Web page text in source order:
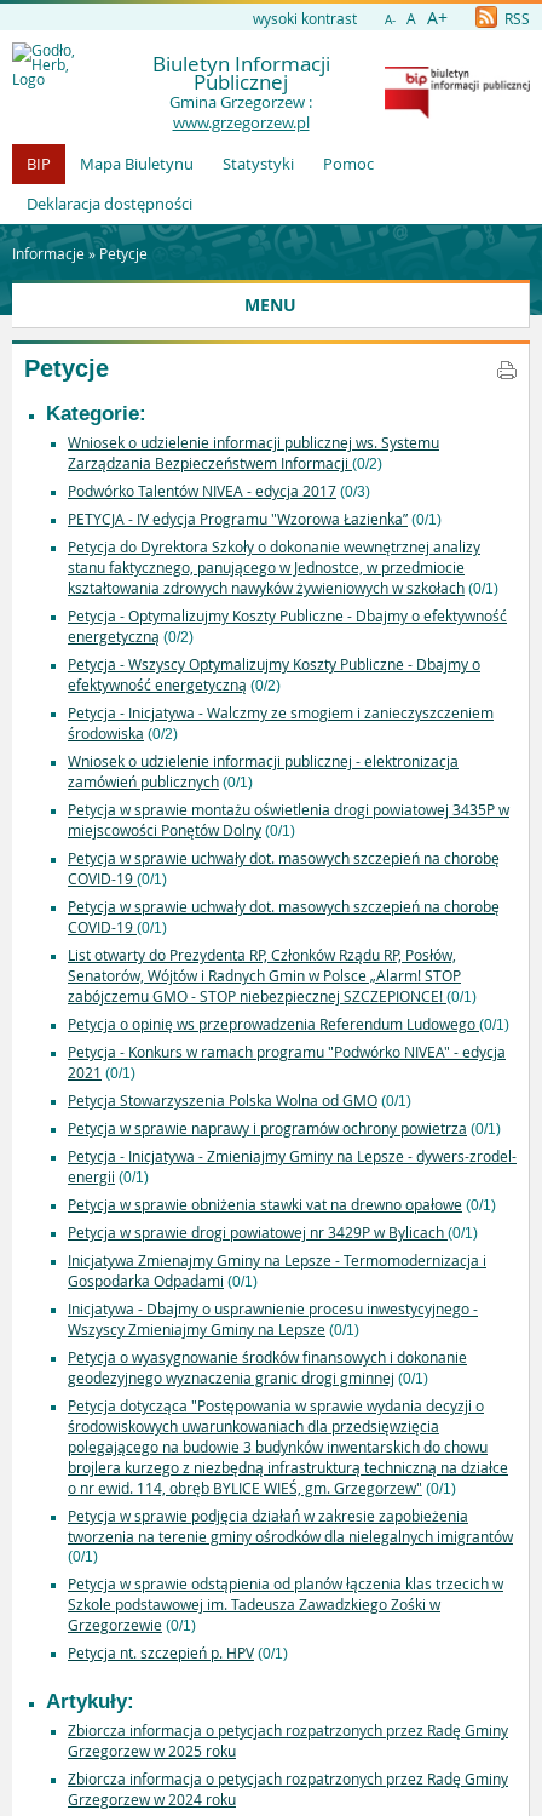
wysoki kontrast A- A A+ RSS
Biuletyn Informacji
Publicznej
Gmina Grzegorzew :
www.grzegorzew.pl
BIP
Mapa Biuletynu Statystyki
Pomoc
Deklaracja dostępności
Informacje »Petycje
MENU
Petycje
Kategorie:
Wniosek o udzielenie informacji publicznej ws. Systemu
Zarządzania Bezpieczeństwem Informacji (0/2)
Podwórko Talentów NIVEA - edycja 2017 (0/3)
PETYCJA - IV edycja Programu "Wzorowa Łazienka” (0/1)
Petycja do Dyrektora Szkoły o dokonanie wewnętrznej analizy
stanu faktycznego, panującego w Jednostce, w przedmiocie
kształtowania zdrowych nawyków żywieniowych w szkołach (0/1)
Petycja - Optymalizujmy Koszty Publiczne - Dbajmy o efektywność
energetyczną (0/2)
Petycja - Wszyscy Optymalizujmy Koszty Publiczne - Dbajmy o
efektywność energetyczną (0/2)
Petycja - Inicjatywa - Walczmy ze smogiem i zanieczyszczeniem
środowiska (0/2)
Wniosek o udzielenie informacji publicznej - elektronizacja
zamówień publicznych (0/1)
Petycja w sprawie montażu oświetlenia drogi powiatowej 3435P w
miejscowości Ponętów Dolny (0/1)
Petycja w sprawie uchwały dot. masowych szczepień na chorobę
COVID-19 (0/1)
Petycja w sprawie uchwały dot. masowych szczepień na chorobę
COVID-19 (0/1)
List otwarty do Prezydenta RP, Członków Rządu RP, Posłów,
Senatorów, Wójtów i Radnych Gmin w Polsce „Alarm! STOP
zabójczemu GMO - STOP niebezpiecznej SZCZEPIONCE! (0/1)
Petycja o opinię ws przeprowadzenia Referendum Ludowego (0/1)
Petycja - Konkurs w ramach programu "Podwórko NIVEA" - edycja
2021 (0/1)
Petycja Stowarzyszenia Polska Wolna od GMO (0/1)
Petycja w sprawie naprawy i programów ochrony powietrza (0/1)
Petycja - Inicjatywa - Zmieniajmy Gminy na Lepsze - dywers-zrodel-
energii (0/1)
Petycja w sprawie obniżenia stawki vat na drewno opałowe (0/1)
Petycja w sprawie drogi powiatowej nr 3429P w Bylicach (0/1)
Inicjatywa Zmienajmy Gminy na Lepsze - Termomodernizacja i
Gospodarka Odpadami (0/1)
Inicjatywa - Dbajmy o usprawnienie procesu inwestycyjnego -
Wszyscy Zmieniajmy Gminy na Lepsze (0/1)
Petycja o wyasygnowanie środków finansowych i dokonanie
geodezyjnego wyznaczenia granic drogi gminnej (0/1)
Petycja dotycząca "Postępowania w sprawie wydania decyzji o
środowiskowych uwarunkowaniach dla przedsięwzięcia
polegającego na budowie 3 budynków inwentarskich do chowu
brojlera kurzego z niezbędną infrastrukturą techniczną na działce
o nr ewid. 114, obręb BYLICE WIEŚ, gm. Grzegorzew" (0/1)
Petycja w sprawie podjęcia działań w zakresie zapobieżenia
tworzenia na terenie gminy ośrodków dla nielegalnych imigrantów
(0/1)
Petycja w sprawie odstąpienia od planów łączenia klas trzecich w
Szkole podstawowej im. Tadeusza Zawadzkiego Zośki w
Grzegorzewie (0/1)
Petycja nt. szczepień p. HPV (0/1)
Artykuły:
Zbiorcza informacja o petycjach rozpatrzonych przez Radę Gminy
Grzegorzew w 2025 roku
Zbiorcza informacja o petycjach rozpatrzonych przez Radę Gminy
Grzegorzew w 2024 roku